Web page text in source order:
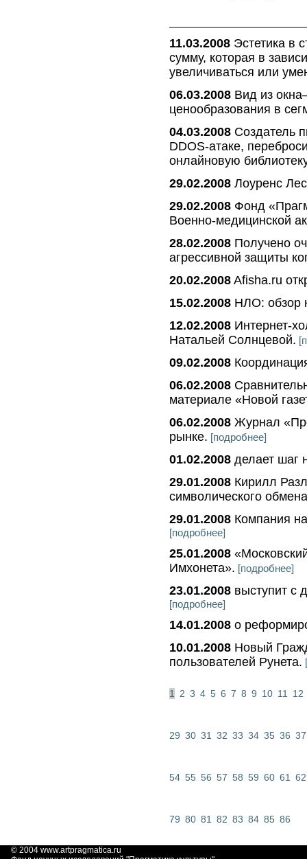
11.03.2008 Эстетика в
сумму, которая в
увеличиваться или
06.03.2008 Вид из
ценообразования в
04.03.2008 Создатель
DDOS-атаке,
онлайновую
29.02.2008 Лоуренс
29.02.2008 Фонд
Военно-медицинской
28.02.2008 Получено
агрессивной защиты
20.02.2008 Afisha.ru
15.02.2008 НЛО: обзор
12.02.2008 Интернет-
Натальей Солнцевой.
09.02.2008
06.02.2008
материале «Новой
06.02.2008 Журнал
рынке. [подробнее]
01.02.2008 делает шаг
29.01.2008 Кирилл
символического
29.01.2008 Компания
[подробнее]
25.01.2008
Имхонета». [подробнее]
23.01.2008 выступит с
[подробнее]
14.01.2008 о
10.01.2008 Новый
пользователей Рунета.
1 2 3 4 5 6 7 8 9 10 11 12
29 30 31 32 33 34 35 36 37
54 55 56 57 58 59 60 61 62
79 80 81 82 83 84 85 86
© 2004 www.artpragmatica.ru